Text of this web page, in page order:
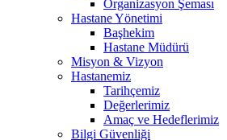
Organizasyon Şeması
Hastane Yönetimi
Başhekim
Hastane Müdürü
Misyon & Vizyon
Hastanemiz
Tarihçemiz
Değerlerimiz
Amaç ve Hedeflerimiz
Bilgi Güvenliği